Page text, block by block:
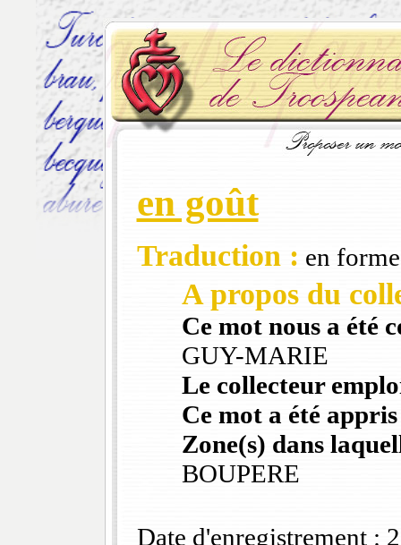
en goût
Traduction : en forme
A propos du
Ce mot nous a été
GUY-MARIE
Le collecteur
Ce mot a été
Zone(s) dans
BOUPERE
Date d'enregistrement :